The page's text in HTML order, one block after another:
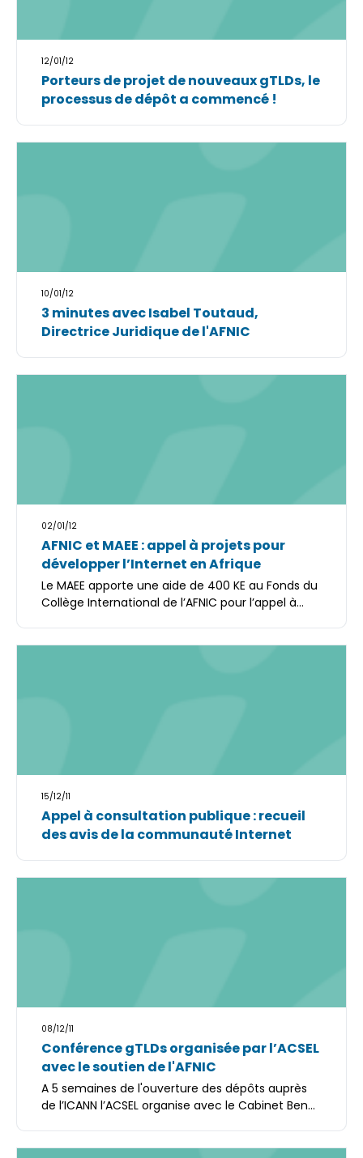
12/01/12
Porteurs de projet de nouveaux gTLDs, le
processus de dépôt a commencé !
10/01/12
3 minutes avec Isabel Toutaud,
Directrice Juridique de l'AFNIC
02/01/12
AFNIC et MAEE : appel à projets pour
développer l’Internet en Afrique
Le MAEE apporte une aide de 400 KE au Fonds du
Collège International de l’AFNIC pour l’appel à...
15/12/11
Appel à consultation publique : recueil
des avis de la communauté Internet
08/12/11
Conférence gTLDs organisée par l’ACSEL
avec le soutien de l'AFNIC
A 5 semaines de l'ouverture des dépôts auprès
de l’ICANN l’ACSEL organise avec le Cabinet Ben...